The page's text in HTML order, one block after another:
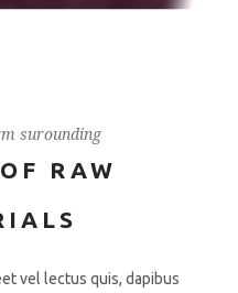
surounding
RAW
vel lectus quis, dapibus